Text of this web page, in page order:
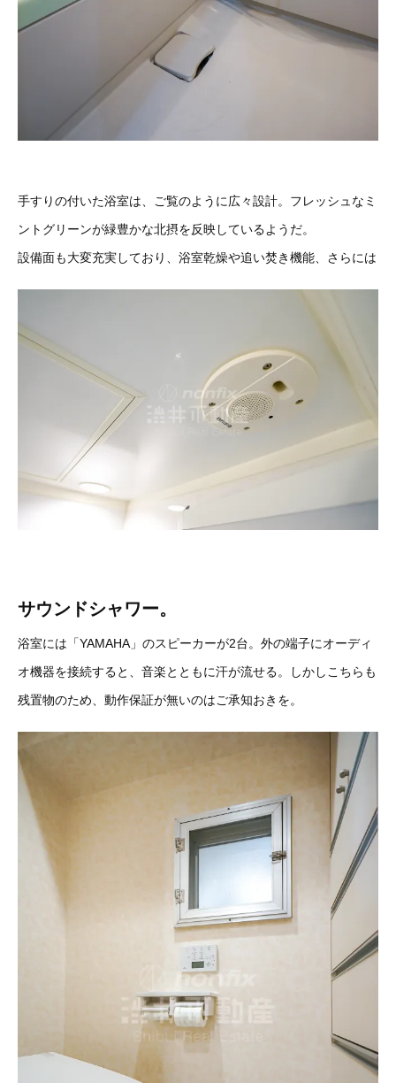
手すりの付いた浴室は、ご覧のように広々設計。フレッシュなミ
ントグリーンが緑豊かな北摂を反映しているようだ。
設備面も大変充実しており、浴室乾燥や追い焚き機能、さらには
サウンドシャワー。
浴室には「YAMAHA」のスピーカーが2台。外の端子にオーディ
オ機器を接続すると、音楽とともに汗が流せる。
しかしこちらも
残置物のため、動作保証が無いのはご承知おきを。